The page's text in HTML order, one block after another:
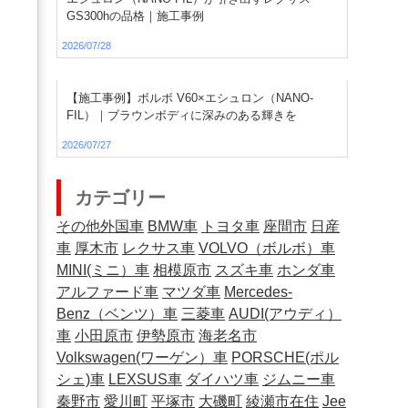
GS300hの品格｜施工事例
2026/07/28
【施工事例】ボルボ V60×エシュロン（NANO-
FIL）｜ブラウンボディに深みのある輝きを
2026/07/27
カテゴリー
その他外国車 BMW車 トヨタ車 座間市 日産
車 厚木市 レクサス車 VOLVO（ボルボ）車
MINI(ミニ）車 相模原市 スズキ車 ホンダ車
アルファード車 マツダ車 Mercedes-
Benz（ベンツ）車 三菱車 AUDI(アウディ）
車 小田原市 伊勢原市 海老名市
Volkswagen(ワーゲン）車 PORSCHE(ポル
シェ)車 LEXSUS車 ダイハツ車 ジムニー車
秦野市 愛川町 平塚市 大磯町 綾瀬市在住 Jee